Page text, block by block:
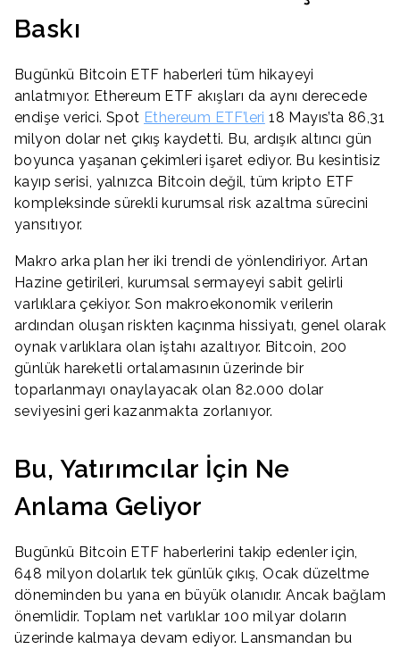
Baskı
Bugünkü Bitcoin ETF haberleri tüm hikayeyi
anlatmıyor. Ethereum ETF akışları da aynı derecede
endişe verici. Spot Ethereum ETF’leri 18 Mayıs’ta 86,31
milyon dolar net çıkış kaydetti. Bu, ardışık altıncı gün
boyunca yaşanan çekimleri işaret ediyor. Bu kesintisiz
kayıp serisi, yalnızca Bitcoin değil, tüm kripto ETF
kompleksinde sürekli kurumsal risk azaltma sürecini
yansıtıyor.
Makro arka plan her iki trendi de yönlendiriyor. Artan
Hazine getirileri, kurumsal sermayeyi sabit gelirli
varlıklara çekiyor. Son makroekonomik verilerin
ardından oluşan riskten kaçınma hissiyatı, genel olarak
oynak varlıklara olan iştahı azaltıyor. Bitcoin, 200
günlük hareketli ortalamasının üzerinde bir
toparlanmayı onaylayacak olan 82.000 dolar
seviyesini geri kazanmakta zorlanıyor.
Bu, Yatırımcılar İçin Ne
Anlama Geliyor
Bugünkü Bitcoin ETF haberlerini takip edenler için,
648 milyon dolarlık tek günlük çıkış, Ocak düzeltme
döneminden bu yana en büyük olanıdır. Ancak bağlam
önemlidir. Toplam net varlıklar 100 milyar doların
üzerinde kalmaya devam ediyor. Lansmandan bu